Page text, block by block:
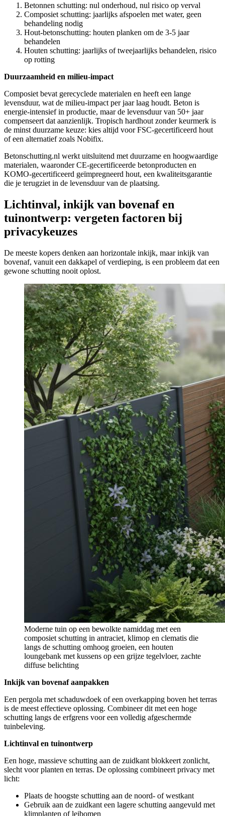
Betonnen schutting: nul onderhoud, nul risico op verval
Composiet schutting: jaarlijks afspoelen met water, geen
behandeling nodig
Hout-betonschutting: houten planken om de 3-5 jaar
behandelen
Houten schutting: jaarlijks of tweejaarlijks behandelen, risico
op rotting
Duurzaamheid en milieu-impact
Composiet bevat gerecyclede materialen en heeft een lange
levensduur, wat de milieu-impact per jaar laag houdt. Beton is
energie-intensief in productie, maar de levensduur van 50+ jaar
compenseert dat aanzienlijk. Tropisch hardhout zonder keurmerk is
de minst duurzame keuze: kies altijd voor FSC-gecertificeerd hout
of een alternatief zoals Nobifix.
Betonschutting.nl werkt uitsluitend met duurzame en hoogwaardige
materialen, waaronder CE-gecertificeerde betonproducten en
KOMO-gecertificeerd geïmpregneerd hout, een kwaliteitsgarantie
die je terugziet in de levensduur van de plaatsing.
Lichtinval, inkijk van bovenaf en
tuinontwerp: vergeten factoren bij
privacykeuzes
De meeste kopers denken aan horizontale inkijk, maar inkijk van
bovenaf, vanuit een dakkapel of verdieping, is een probleem dat een
gewone schutting nooit oplost.
Moderne tuin op een bewolkte namiddag met een
composiet schutting in antraciet, klimop en clematis die
langs de schutting omhoog groeien, een houten
loungebank met kussens op een grijze tegelvloer, zachte
diffuse belichting
Inkijk van bovenaf aanpakken
Een pergola met schaduwdoek of een overkapping boven het terras
is de meest effectieve oplossing. Combineer dit met een hoge
schutting langs de erfgrens voor een volledig afgeschermde
tuinbeleving.
Lichtinval en tuinontwerp
Een hoge, massieve schutting aan de zuidkant blokkeert zonlicht,
slecht voor planten en terras. De oplossing combineert privacy met
licht:
Plaats de hoogste schutting aan de noord- of westkant
Gebruik aan de zuidkant een lagere schutting aangevuld met
klimplanten of leibomen